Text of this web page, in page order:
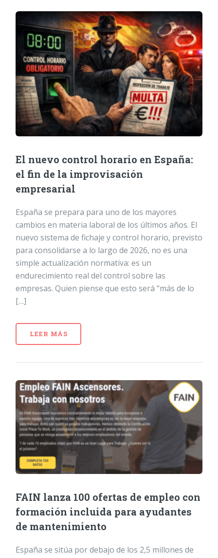
El nuevo control horario en España:
el fin de la improvisación
empresarial
España se prepara para uno de los mayores
cambios en materia laboral de los últimos años. El
nuevo sistema de fichaje y control horario, previsto
para consolidarse a lo largo de 2026, no es una
simple actualización normativa: es un
endurecimiento real del control sobre las
empresas. Quien piense que esto será “más de lo
[…]
LEER MÁS
FAIN lanza 100 ofertas de empleo con
formación incluida para ayudantes
de mantenimiento
España se sitúa por debajo de los 2,5 millones de